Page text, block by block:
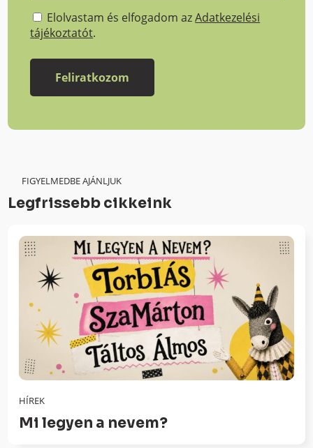
Elolvastam és elfogadom azAdatkezelési
tájékoztatót.
FIGYELMEDBE AJÁNLJUK
Legfrissebb cikkeink
HÍREK
Mi legyen a nevem?